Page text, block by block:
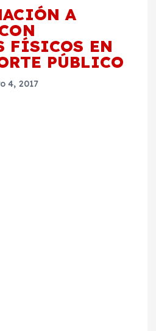
A
FÍSICOS EN
PÚBLICO
4, 2017